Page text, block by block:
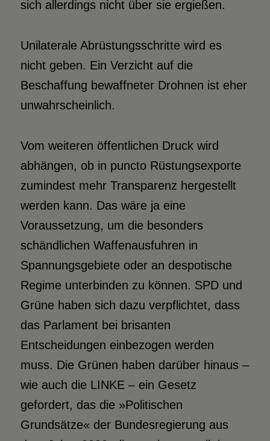
sich allerdings nicht über sie ergießen.
Unilaterale Abrüstungsschritte wird es
nicht geben. Ein Verzicht auf die
Beschaffung bewaffneter Drohnen ist eher
unwahrscheinlich.
Vom weiteren öffentlichen Druck wird
abhängen, ob in puncto Rüstungsexporte
zumindest mehr Transparenz hergestellt
werden kann. Das wäre ja eine
Voraussetzung, um die besonders
schändlichen Waffenausfuhren in
Spannungsgebiete oder an despotische
Regime unterbinden zu können. SPD und
Grüne haben sich dazu verpflichtet, dass
das Parlament bei brisanten
Entscheidungen einbezogen werden
muss. Die Grünen haben darüber hinaus –
wie auch die LINKE – ein Gesetz
gefordert, das die »Politischen
Grundsätze« der Bundesregierung aus